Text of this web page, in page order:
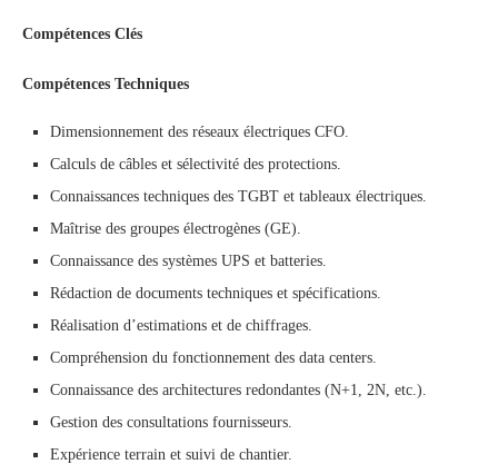
Compétences Clés
Compétences Techniques
Dimensionnement des réseaux électriques CFO.
Calculs de câbles et sélectivité des protections.
Connaissances techniques des TGBT et tableaux électriques.
Maîtrise des groupes électrogènes (GE).
Connaissance des systèmes UPS et batteries.
Rédaction de documents techniques et spécifications.
Réalisation d’estimations et de chiffrages.
Compréhension du fonctionnement des data centers.
Connaissance des architectures redondantes (N+1, 2N, etc.).
Gestion des consultations fournisseurs.
Expérience terrain et suivi de chantier.